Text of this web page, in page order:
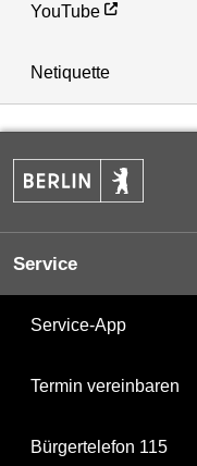
YouTube
Netiquette
Service
Service-App
Termin vereinbaren
Bürgertelefon 115